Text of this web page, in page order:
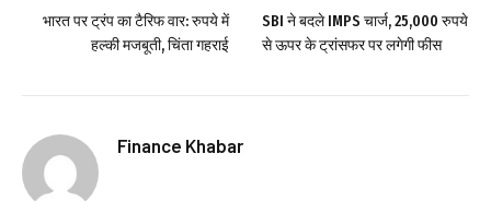
भारत पर ट्रंप का टैरिफ वार: रुपये में
हल्की मजबूती, चिंता गहराई
SBI ने बदले IMPS चार्ज, 25,000 रुपये
से ऊपर के ट्रांसफर पर लगेगी फीस
Finance Khabar